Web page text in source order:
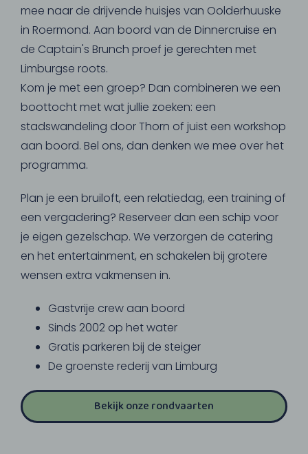
mee naar de drijvende huisjes van Oolderhuuske
in Roermond. Aan boord van de Dinnercruise en
de Captain's Brunch proef je gerechten met
Limburgse roots.
Kom je met een groep? Dan combineren we een
boottocht met wat jullie zoeken: een
stadswandeling door Thorn of juist een workshop
aan boord. Bel ons, dan denken we mee over het
programma.
Plan je een bruiloft, een relatiedag, een training of
een vergadering? Reserveer dan een schip voor
je eigen gezelschap. We verzorgen de catering
en het entertainment, en schakelen bij grotere
wensen extra vakmensen in.
Gastvrije crew aan boord
Sinds 2002 op het water
Gratis parkeren bij de steiger
De groenste rederij van Limburg
Bekijk onze rondvaarten